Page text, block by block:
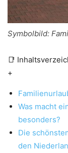
Symbolbild:
📑
+
Was macht
besonders?
Die
den